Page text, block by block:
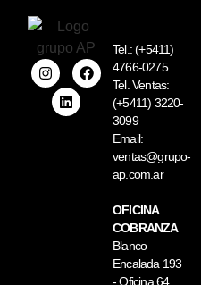
Tel.:(+5411)
4766-0275
Tel. Ventas:
(+5411) 3220-
3099
Email:
ventas@grupo-
ap.com.ar
OFICINA
COBRANZA
Blanco
Encalada 193
- Oficina 64